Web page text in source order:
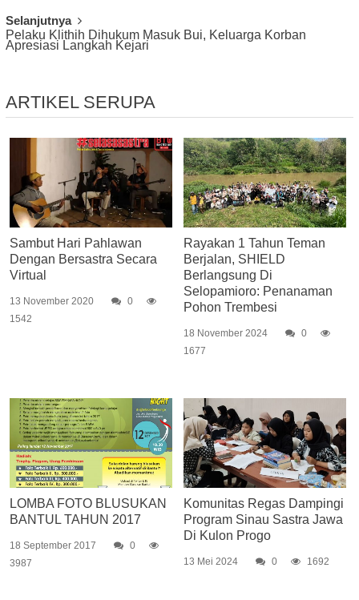
Selanjutnya
Pelaku Klithih Dihukum Masuk Bui, Keluarga Korban
Apresiasi Langkah Kejari
ARTIKEL SERUPA
Sambut Hari Pahlawan
Dengan Bersastra Secara
Virtual
13 November 2020
0
1542
Rayakan 1 Tahun Teman
Berjalan, SHIELD
Berlangsung Di
Selopamioro: Penanaman
Pohon Trembesi
18 November 2024
0
1677
LOMBA FOTO BLUSUKAN
BANTUL TAHUN 2017
18 September 2017
0
3987
Komunitas Regas Dampingi
Program Sinau Sastra Jawa
Di Kulon Progo
13 Mei 2024 0 1692